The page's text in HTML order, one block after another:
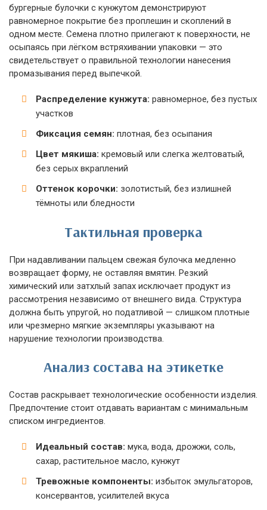
бургерные булочки с кунжутом демонстрируют
равномерное покрытие без проплешин и скоплений в
одном месте. Семена плотно прилегают к поверхности, не
осыпаясь при лёгком встряхивании упаковки — это
свидетельствует о правильной технологии нанесения
промазывания перед выпечкой.
Распределение кунжута: равномерное, без пустых
участков
Фиксация семян: плотная, без осыпания
Цвет мякиша: кремовый или слегка желтоватый,
без серых вкраплений
Оттенок корочки: золотистый, без излишней
тёмноты или бледности
Тактильная проверка
При надавливании пальцем свежая булочка медленно
возвращает форму, не оставляя вмятин. Резкий
химический или затхлый запах исключает продукт из
рассмотрения независимо от внешнего вида. Структура
должна быть упругой, но податливой — слишком плотные
или чрезмерно мягкие экземпляры указывают на
нарушение технологии производства.
Анализ состава на этикетке
Состав раскрывает технологические особенности изделия.
Предпочтение стоит отдавать вариантам с минимальным
списком ингредиентов.
Идеальный состав: мука, вода, дрожжи, соль,
сахар, растительное масло, кунжут
Тревожные компоненты: избыток эмульгаторов,
консервантов, усилителей вкуса